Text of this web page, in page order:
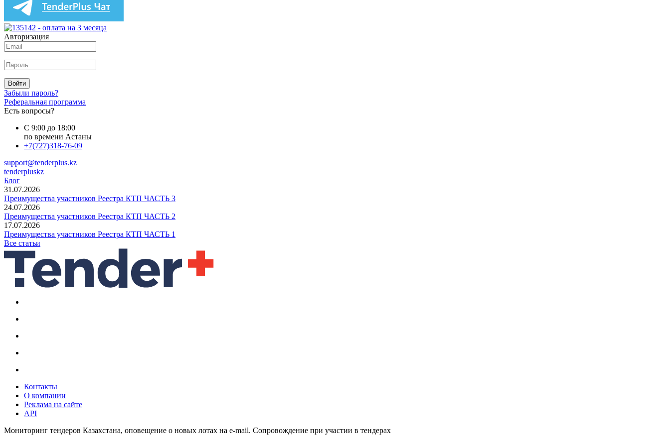
Авторизация
Войти
Забыли пароль?
Реферальная программа
Есть вопросы?
С 9:00 до 18:00
по времени Астаны
+7(727)318-76-09
support@tenderplus.kz
tenderpluskz
Блог
31.07.2026
Преимущества участников Реестра КТП ЧАСТЬ 3
24.07.2026
Преимущества участников Реестра КТП ЧАСТЬ 2
17.07.2026
Преимущества участников Реестра КТП ЧАСТЬ 1
Все статьи
Контакты
О компании
Реклама на сайте
API
Мониторинг тендеров Казахстана, оповещение о новых лотах на e-mail. Сопровождение при участии в тендерах